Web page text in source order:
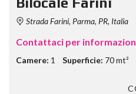
Strada Farini, Parma, PR, Italia
Contattaci per
Camere: 1 Superficie: 70 mt²